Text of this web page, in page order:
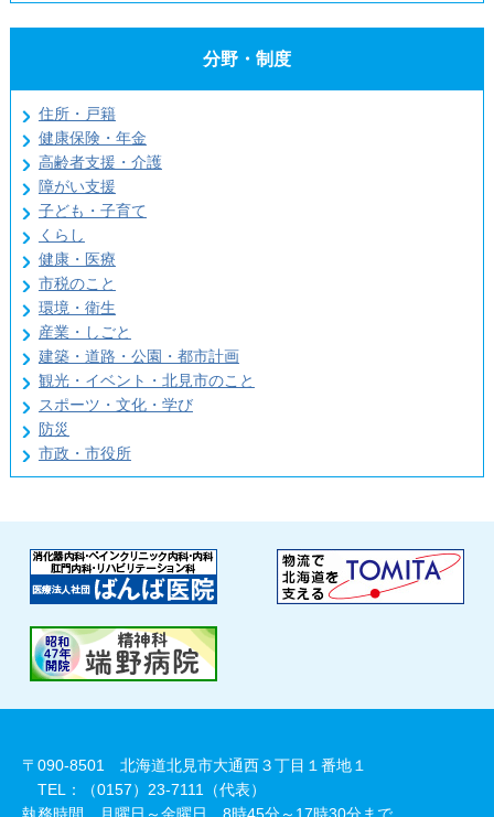
分野・制度
住所・戸籍
健康保険・年金
高齢者支援・介護
障がい支援
子ども・子育て
くらし
健康・医療
市税のこと
環境・衛生
産業・しごと
建築・道路・公園・都市計画
観光・イベント・北見市のこと
スポーツ・文化・学び
防災
市政・市役所
〒090-8501 北海道北見市大通西３丁目１番地１
TEL：（0157）23-7111（代表）